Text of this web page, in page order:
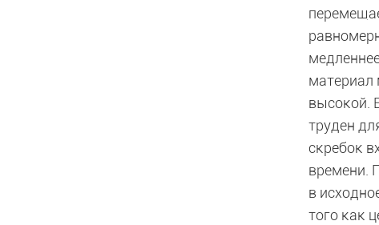
материал
высокой.
труден
скребок
времени.
в
того как